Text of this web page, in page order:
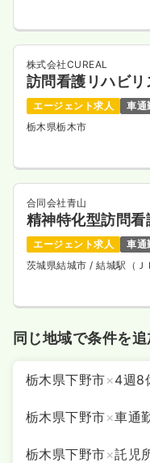
株式会社CUREAL
訪問看護リハビ
エージェント求人
車通
栃木県栃木市
合同会社青山
精神特化型訪問
エージェント求人
車通
茨城県結城市/ 結城駅（Ｊ
同じ地域で条件を追
栃木県下野市×4週8
栃木県下野市×車通
栃木県下野市×託児